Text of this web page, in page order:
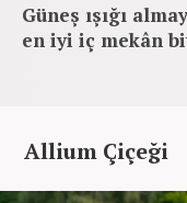
Güneş ışığı
en iyi iç mekân
Allium Çiçeği